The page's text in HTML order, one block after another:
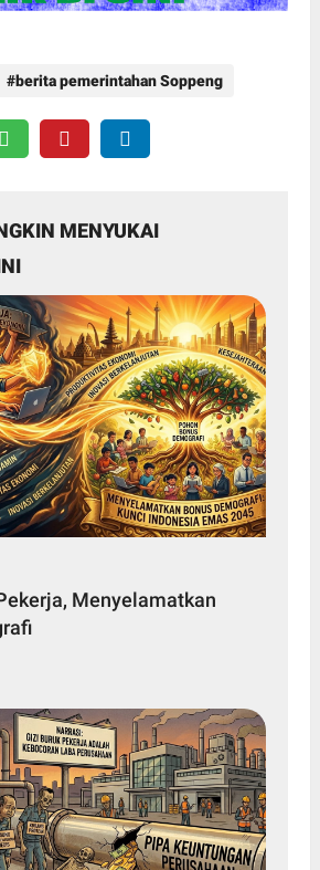
berita pemerintahan Soppeng
MENYUKAI
Menyelamatkan